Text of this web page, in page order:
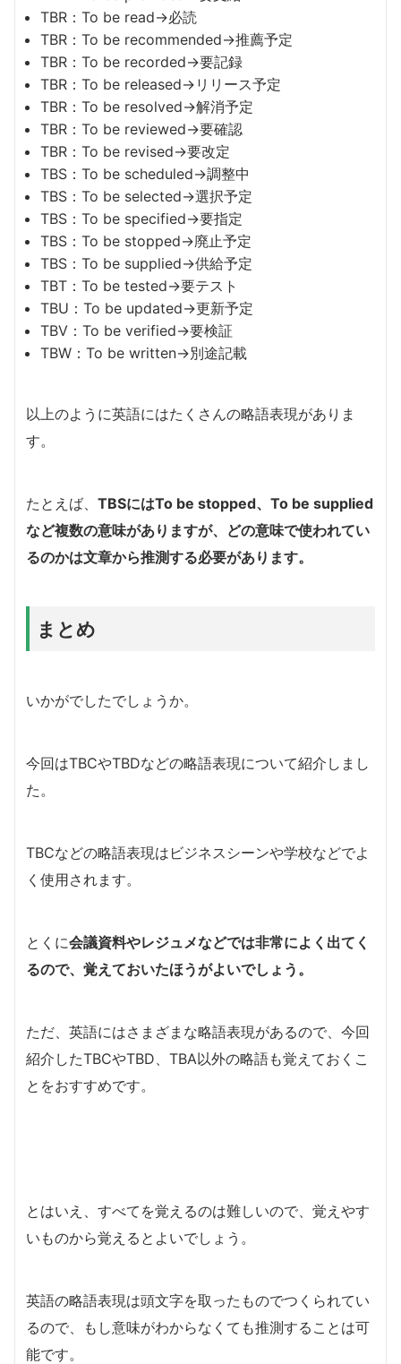
TBR：To be read→必読
TBR：To be recommended→推薦予定
TBR：To be recorded→要記録
TBR：To be released→リリース予定
TBR：To be resolved→解消予定
TBR：To be reviewed→要確認
TBR：To be revised→要改定
TBS：To be scheduled→調整中
TBS：To be selected→選択予定
TBS：To be specified→要指定
TBS：To be stopped→廃止予定
TBS：To be supplied→供給予定
TBT：To be tested→要テスト
TBU：To be updated→更新予定
TBV：To be verified→要検証
TBW：To be written→別途記載
以上のように英語にはたくさんの略語表現がありま
す。
たとえば、 TBSにはTo be stopped、To be supplied
など複数の意味がありますが、どの意味で使われてい
るのかは文章から推測する必要があります。
まとめ
いかがでしたでしょうか。
今回はTBCやTBDなどの略語表現について紹介しまし
た。
TBCなどの略語表現はビジネスシーンや学校などでよ
く使用されます。
とくに会議資料やレジュメなどでは非常によく出てく
るので、覚えておいたほうがよいでしょう。
ただ、英語にはさまざまな略語表現があるので、今回
紹介したTBCやTBD、TBA以外の略語も覚えておくこ
とをおすすめです。
とはいえ、すべてを覚えるのは難しいので、覚えやす
いものから覚えるとよいでしょう。
英語の略語表現は頭文字を取ったものでつくられてい
るので、もし意味がわからなくても推測することは可
能です。